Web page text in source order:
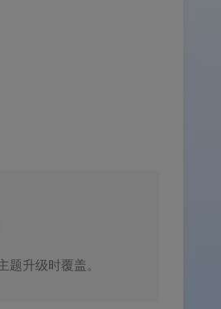
题升级时覆盖。